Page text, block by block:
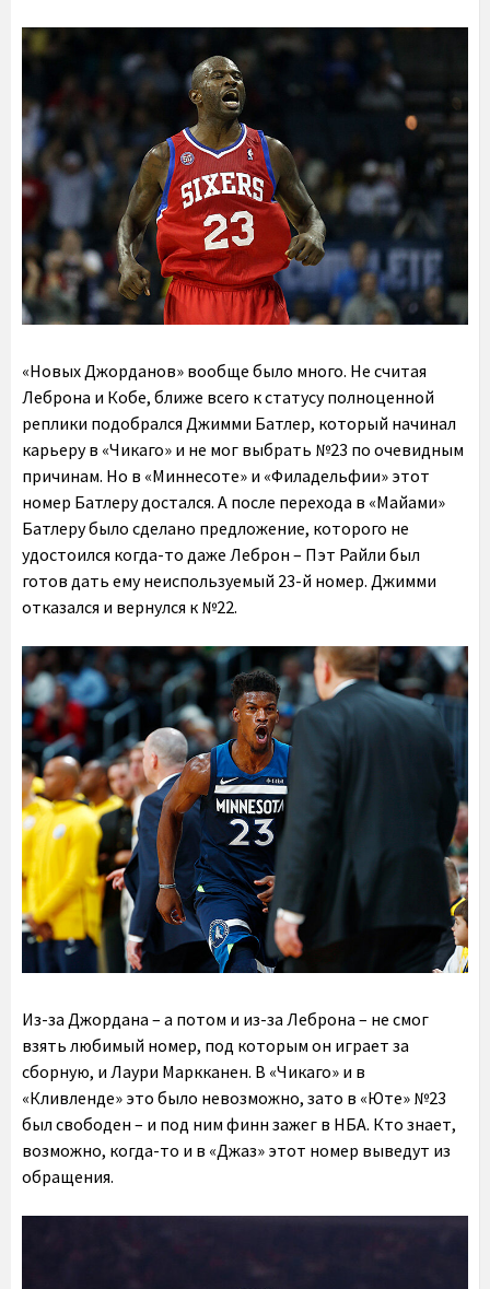
«Новых Джорданов» вообще было много. Не считая
Леброна и Кобе, ближе всего к статусу полноценной
реплики подобрался Джимми Батлер, который начинал
карьеру в «Чикаго» и не мог выбрать №23 по очевидным
причинам. Но в «Миннесоте» и «Филадельфии» этот
номер Батлеру достался. А после перехода в «Майами»
Батлеру было сделано предложение, которого не
удостоился когда-то даже Леброн – Пэт Райли был
готов дать ему неиспользуемый 23-й номер. Джимми
отказался и вернулся к №22.
Из-за Джордана – а потом и из-за Леброна – не смог
взять любимый номер, под которым он играет за
сборную, и Лаури Маркканен. В «Чикаго» и в
«Кливленде» это было невозможно, зато в «Юте» №23
был свободен – и под ним финн зажег в НБА. Кто знает,
возможно, когда-то и в «Джаз» этот номер выведут из
обращения.